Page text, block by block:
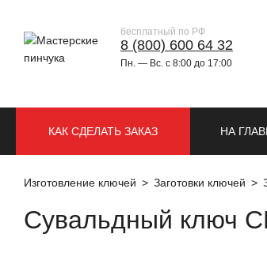
бесплатный по РФ
8 (800) 600 64 32
Пн. — Вс. с 8:00 до 17:00
НА
КАК СДЕЛАТЬ ЗАКАЗ
Изготовление ключей Заготовки ключей
Сувальдный ключ